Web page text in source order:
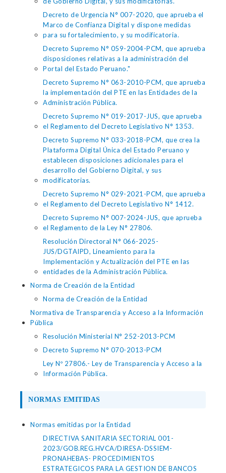
Decreto de Urgencia N° 007-2020, que aprueba el
Marco de Confianza Digital y dispone medidas
para su fortalecimiento, y su modificatoria.
Decreto Supremo N° 059-2004-PCM, que aprueba
disposiciones relativas a la administración del
Portal del Estado Peruano."
Decreto Supremo N° 063-2010-PCM, que aprueba
la implementación del PTE en las Entidades de la
Administración Pública.
Decreto Supremo N° 019-2017-JUS, que aprueba
el Reglamento del Decreto Legislativo N° 1353.
Decreto Supremo N° 033-2018-PCM, que crea la
Plataforma Digital Única del Estado Peruano y
establecen disposiciones adicionales para el
desarrollo del Gobierno Digital, y sus
modificatorias.
Decreto Supremo N° 029-2021-PCM, que aprueba
el Reglamento del Decreto Legislativo N° 1412.
Decreto Supremo N° 007-2024-JUS, que aprueba
el Reglamento de la Ley N° 27806.
Resolución Directoral N° 066-2025-
JUS/DGTAIPD, Lineamiento para la
Implementación y Actualización del PTE en las
entidades de la Administración Pública.
Norma de Creación de la Entidad
Norma de Creación de la Entidad
Normativa de Transparencia y Acceso a la Información
Pública
Resolución Ministerial N° 252-2013-PCM
Decreto Supremo N° 070-2013-PCM
Ley Nº 27806.- Ley de Transparencia y Acceso a la
Información Pública.
NORMAS EMITIDAS
Normas emitidas por la Entidad
DIRECTIVA SANITARIA SECTORIAL 001-
2023/GOB.REG.HVCA/DIRESA-DSSIEM-
PRONAHEBAS- PROCEDIMIENTOS
ESTRATEGICOS PARA LA GESTION DE BANCOS